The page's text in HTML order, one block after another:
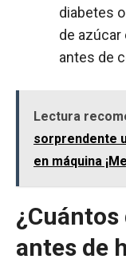
diabetes
de azúcar
antes de
Lectura
sorprendente
en máquina
antes de